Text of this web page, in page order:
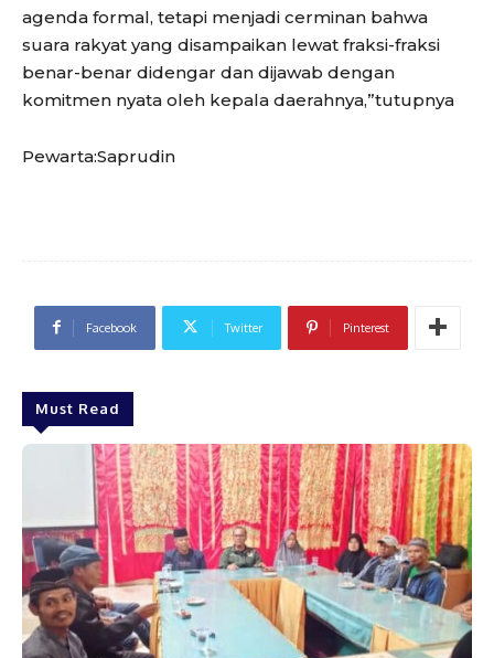
agenda formal, tetapi menjadi cerminan bahwa
suara rakyat yang disampaikan lewat fraksi-fraksi
benar-benar didengar dan dijawab dengan
komitmen nyata oleh kepala daerahnya,”tutupnya
Pewarta:Saprudin
Facebook Twitter Pinterest
Must Read